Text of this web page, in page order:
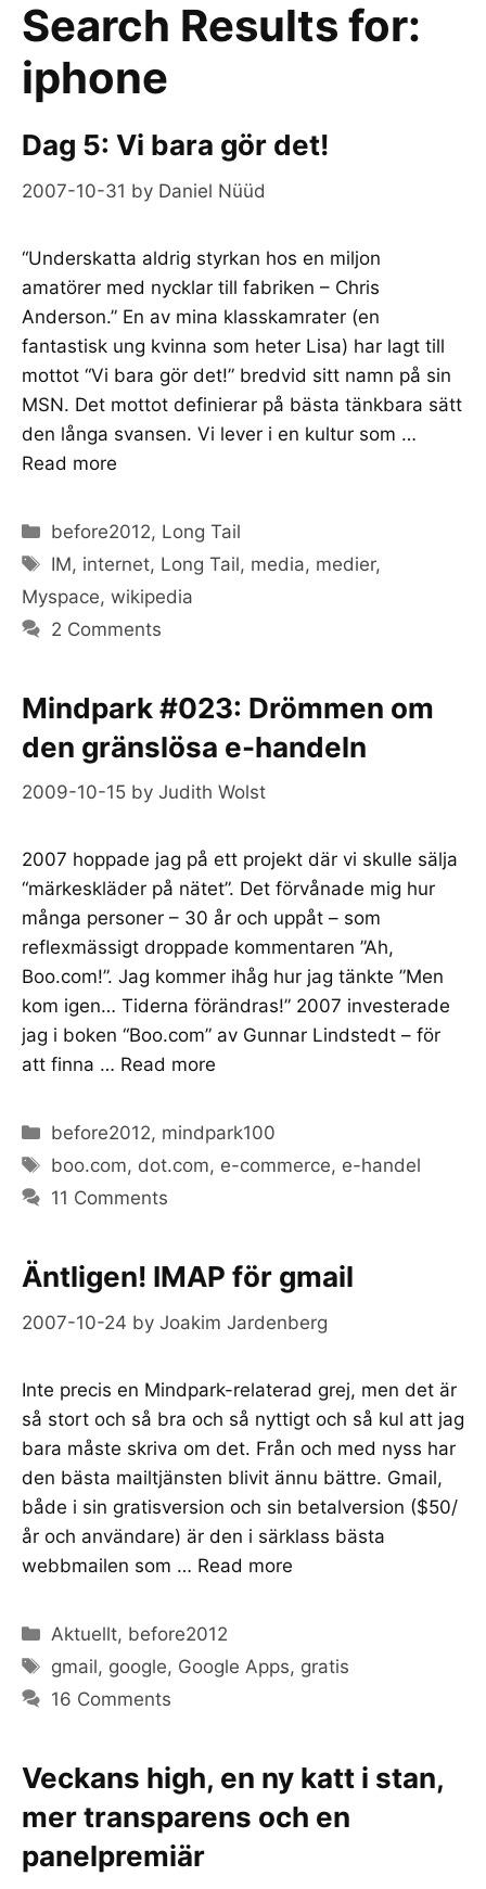
Search Results for:
iphone
Dag 5: Vi bara gör det!
2007-10-31 by Daniel Nüüd
“Underskatta aldrig styrkan hos en miljon
amatörer med nycklar till fabriken – Chris
Anderson.” En av mina klasskamrater (en
fantastisk ung kvinna som heter Lisa) har lagt till
mottot “Vi bara gör det!” bredvid sitt namn på sin
MSN. Det mottot definierar på bästa tänkbara sätt
den långa svansen. Vi lever i en kultur som …
Read more
Categories
before2012, Long Tail
Tags
IM, internet, Long Tail, media, medier,
Myspace, wikipedia
2 Comments
Mindpark #023: Drömmen om
den gränslösa e-handeln
2009-10-15 by Judith Wolst
2007 hoppade jag på ett projekt där vi skulle sälja
“märkeskläder på nätet”. Det förvånade mig hur
många personer – 30 år och uppåt – som
reflexmässigt droppade kommentaren ”Ah,
Boo.com!”. Jag kommer ihåg hur jag tänkte ”Men
kom igen… Tiderna förändras!” 2007 investerade
jag i boken “Boo.com” av Gunnar Lindstedt – för
att finna … Read more
Categories
before2012, mindpark100
Tags
boo.com, dot.com, e-commerce, e-handel
11 Comments
Äntligen! IMAP för gmail
2007-10-24 by Joakim Jardenberg
Inte precis en Mindpark-relaterad grej, men det är
så stort och så bra och så nyttigt och så kul att jag
bara måste skriva om det. Från och med nyss har
den bästa mailtjänsten blivit ännu bättre. Gmail,
både i sin gratisversion och sin betalversion ($50/
år och användare) är den i särklass bästa
webbmailen som … Read more
Categories
Aktuellt, before2012
Tags
gmail, google, Google Apps, gratis
16 Comments
Veckans high, en ny katt i stan,
mer transparens och en
panelpremiär